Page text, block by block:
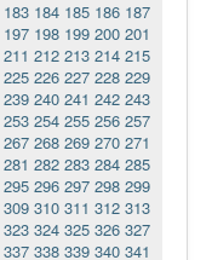
183 184 185 186 187
197 198 199 200 201
211 212 213 214 215
225 226 227 228 229
239 240 241 242 243
253 254 255 256 257
267 268 269 270 271
281 282 283 284 285
295 296 297 298 299
309 310 311 312 313
323 324 325 326 327
337 338 339 340 341